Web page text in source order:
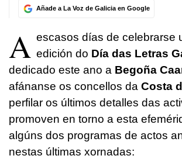
Añade a La Voz de Galicia en Google
A escasos días de celebrarse
edición do Día das Letras
dedicado este ano a Begoña
afánanse os concellos da Costa
perfilar os últimos detalles das
promoven en torno a esta
algúns dos programas de actos
nestas últimas xornadas: